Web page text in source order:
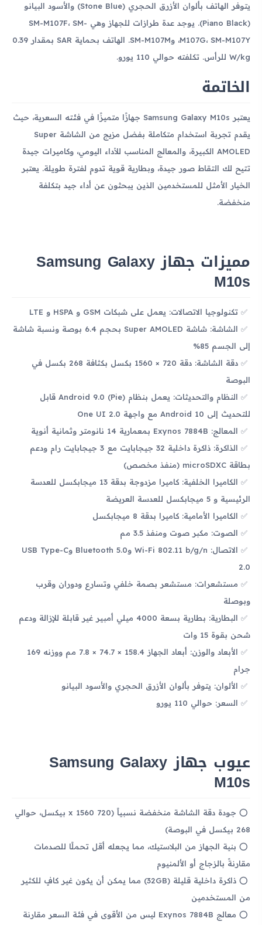
يتوفر الهاتف بألوان الأزرق الحجري (Stone Blue) والأسود البيانو
(Piano Black). يوجد عدة طرازات للجهاز وهي SM-M107F، SM-
M107G، SM-M107Y، وSM-M107M. الهاتف بحماية SAR بمقدار 0.39
W/kg للرأس. تكلفته حوالي 110 يورو.
الخاتمة
يعتبر Samsung Galaxy M10s جهازًا متميزًا في فئته السعرية، حيث
يقدم تجربة استخدام متكاملة بفضل مزيج من الشاشة Super
AMOLED الكبيرة، والمعالج المناسب للأداء اليومي، وكاميرات جيدة
تتيح لك التقاط صور جيدة، وبطارية قوية تدوم لفترة طويلة. يعتبر
الخيار الأمثل للمستخدمين الذين يبحثون عن أداء جيد بتكلفة
منخفضة.
مميزات جهاز Samsung Galaxy
M10s
تكنولوجيا الاتصالات: يعمل على شبكات GSM و HSPA و LTE
الشاشة: شاشة Super AMOLED بحجم 6.4 بوصة ونسبة شاشة
إلى الجسم 85%
دقة الشاشة: دقة 720 × 1560 بكسل بكثافة 268 بكسل في
البوصة
النظام والتحديثات: يعمل بنظام Android 9.0 (Pie) قابل
للتحديث إلى Android 10 مع واجهة One UI 2.0
المعالج: Exynos 7884B بمعمارية 14 نانومتر وثمانية أنوية
الذاكرة: ذاكرة داخلية 32 جيجابايت مع 3 جيجابايت رام ودعم
بطاقة microSDXC (منفذ مخصص)
الكاميرا الخلفية: كاميرا مزدوجة بدقة 13 ميجابكسل للعدسة
الرئيسية و 5 ميجابكسل للعدسة العريضة
الكاميرا الأمامية: كاميرا بدقة 8 ميجابكسل
الصوت: مكبر صوت ومنفذ 3.5 مم
الاتصال: Wi-Fi 802.11 b/g/n وBluetooth 5.0 وUSB Type-C
2.0
مستشعرات: مستشعر بصمة خلفي وتسارع ودوران وقرب
وبوصلة
البطارية: بطارية بسعة 4000 ميلي أمبير غير قابلة للإزالة ودعم
شحن بقوة 15 وات
الأبعاد والوزن: أبعاد الجهاز 158.4 × 74.7 × 7.8 مم ووزنه 169
جرام
الألوان: يتوفر بألوان الأزرق الحجري والأسود البيانو
السعر: حوالي 110 يورو
عيوب جهاز Samsung Galaxy
M10s
جودة دقة الشاشة منخفضة نسبياً (720 x 1560 بيكسل، حوالي
268 بيكسل في البوصة)
بنية الجهاز من البلاستيك، مما يجعله أقل تحملًا للصدمات
مقارنةً بالزجاج أو الألمنيوم
ذاكرة داخلية قليلة (32GB) مما يمكن أن يكون غير كافٍ للكثير
من المستخدمين
معالج Exynos 7884B ليس من الأقوى في فئة السعر مقارنة